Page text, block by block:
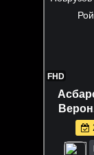
FHD